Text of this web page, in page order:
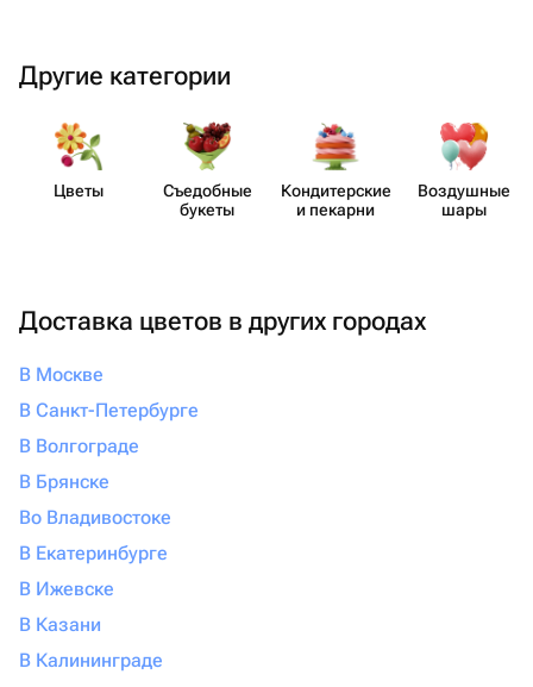
Другие категории
Цветы
Съедобные
букеты
Кондит​ерские
и пекарни
Воздушные
шары
Доставка цветов в других городах
В Москве
В Санкт-Петербурге
В Волгограде
В Брянске
Во Владивостоке
В Екатеринбурге
В Ижевске
В Казани
В Калининграде